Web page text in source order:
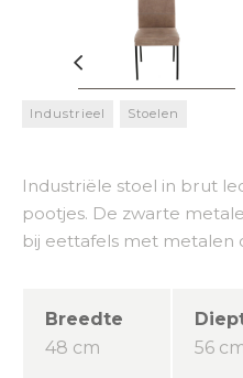
Industrieel Stoelen
Industriële stoel in brut
pootjes. De zwarte
bij eettafels met metalen
Breedte
48 cm
56